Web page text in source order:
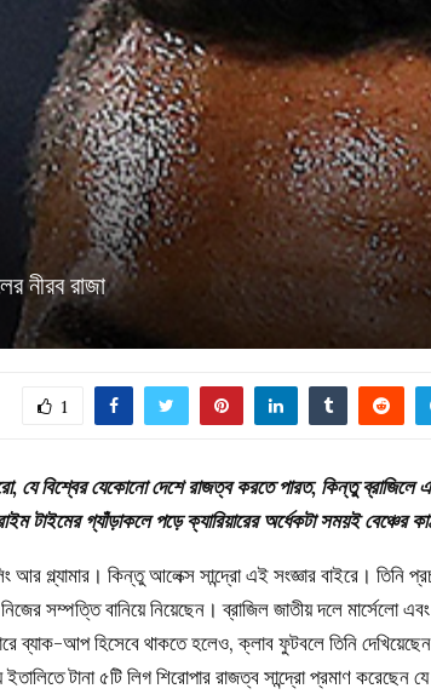
নীরব রাজা
1
যে বিশ্বের যেকোনো দেশে রাজত্ব করতে পারত, কিন্তু
টাইমের গ্যাঁড়াকলে পড়ে ক্যারিয়ারের অর্ধেকটা সময়ই বেঞ্চের
আর গ্ল্যামার। কিন্তু আলেক্স সান্দ্রো এই সংজ্ঞার বাইরে। তিনি
সম্পত্তি বানিয়ে নিয়েছেন। ব্রাজিল জাতীয় দলে মার্সেলো
ব্যাক-আপ হিসেবে থাকতে হলেও, ক্লাব ফুটবলে তিনি
টানা ৫টি লিগ শিরোপার রাজত্ব সান্দ্রো প্রমাণ করেছেন